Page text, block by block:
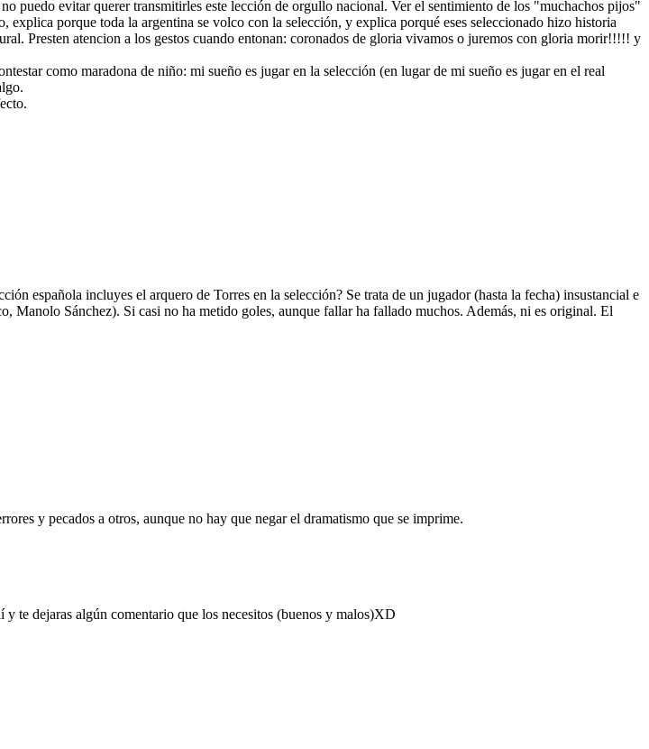
puedo evitar querer transmitirles este lección de orgullo nacional. Ver el sentimiento de los "muchachos pijos"
porque toda la argentina se volco con la selección, y explica porqué eses seleccionado hizo historia
Presten atencion a los gestos cuando entonan: coronados de gloria vivamos o juremos con gloria morir!!!!! y
como maradona de niño: mi sueño es jugar en la selección (en lugar de mi sueño es jugar en el real
española incluyes el arquero de Torres en la selección? Se trata de un jugador (hasta la fecha) insustancial e
Manolo Sánchez). Si casi no ha metido goles, aunque fallar ha fallado muchos. Además, ni es original. El
y pecados a otros, aunque no hay que negar el dramatismo que se imprime.
te dejaras algún comentario que los necesitos (buenos y malos)XD